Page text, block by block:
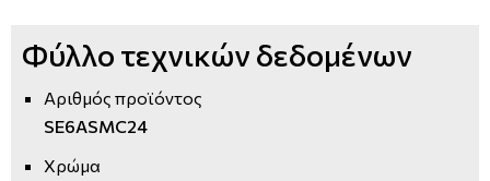
Φύλλο τεχνικών δεδομένων
Αριθμός προϊόντος
SE6ASMC24
Χρώμα